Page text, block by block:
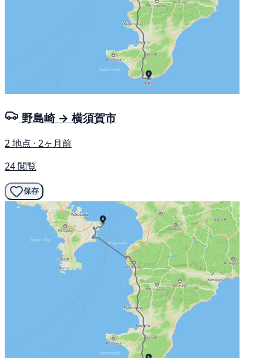
野島崎 → 横須賀市
2 地点 · 2ヶ月前
24 閲覧
保存